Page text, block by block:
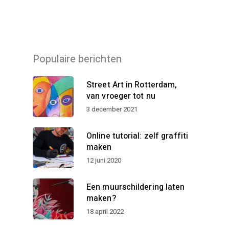
Populaire berichten
Street Art in Rotterdam,
van vroeger tot nu
3 december 2021
Online tutorial: zelf graffiti
maken
12 juni 2020
Een muurschildering laten
maken?
18 april 2022